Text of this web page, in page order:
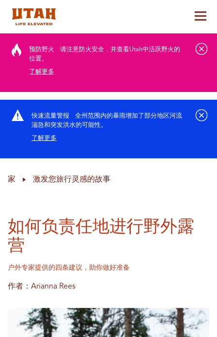
切换
预防野火
请注意防火安全，并查看Utah中活跃野火的
位置。
了解更多
快速流量警报
全州范围内的暴雨增加了部分地区河流
湍急和突发洪水的可能性。
了解更多
家 激发您旅行灵感的故事
如何负责任地进行野外露
营
户外专家提供的四条建议，助你做好准备
作者：Arianna Rees